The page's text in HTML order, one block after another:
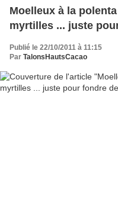
Moelleux à la
myrtilles ... juste
Publié le 22/10/2011 à 11:15
Par TalonsHautsCacao